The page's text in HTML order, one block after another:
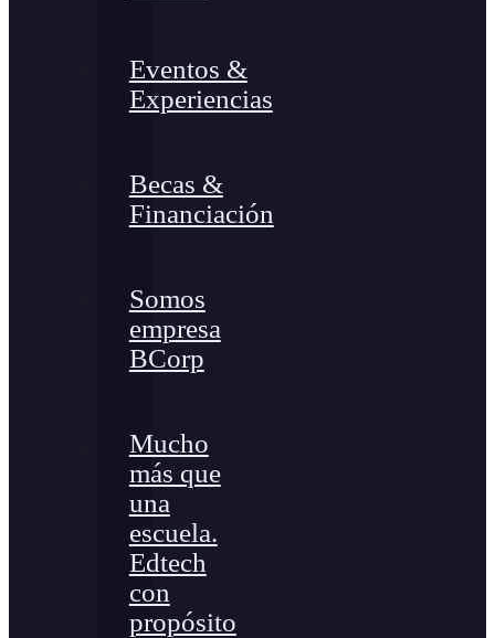
Eventos &
Experiencias
Becas &
Financiación
Somos
empresa
BCorp
Mucho
más que
una
escuela.
Edtech
con
propósito